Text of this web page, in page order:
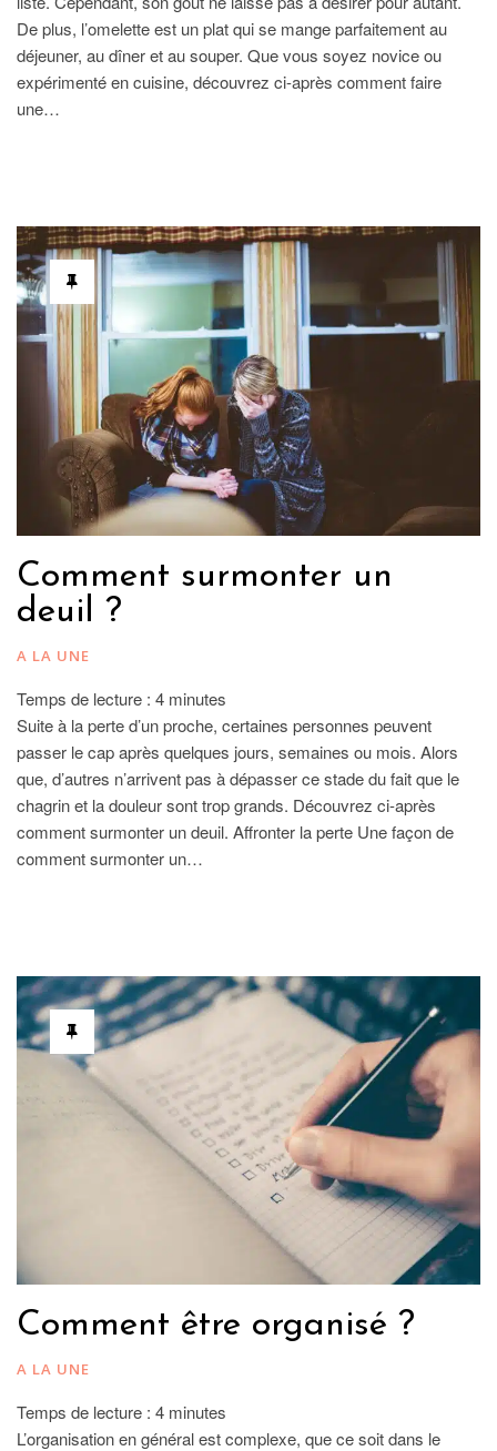
De plus, l’omelette est un plat qui se mange parfaitement au
déjeuner, au dîner et au souper. Que vous soyez novice ou
expérimenté en cuisine, découvrez ci-après comment faire
une…
Comment surmonter un
deuil ?
A LA UNE
Temps de lecture : 4 minutes
Suite à la perte d’un proche, certaines personnes peuvent
passer le cap après quelques jours, semaines ou mois. Alors
que, d’autres n’arrivent pas à dépasser ce stade du fait que le
chagrin et la douleur sont trop grands. Découvrez ci-après
comment surmonter un deuil. Affronter la perte Une façon de
comment surmonter un…
Comment être organisé ?
A LA UNE
Temps de lecture : 4 minutes
L’organisation en général est complexe, que ce soit dans le